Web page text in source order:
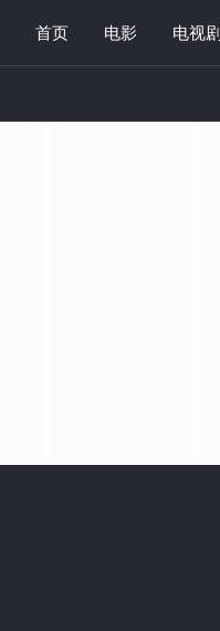
首页 电影 电视剧